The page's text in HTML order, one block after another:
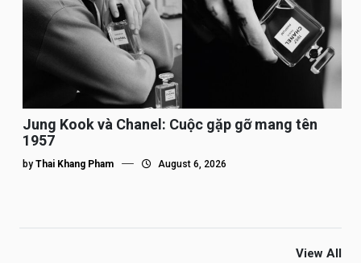
Jung Kook và Chanel: Cuộc gặp gỡ mang tên
1957
by Thai Khang Pham August 6, 2026
View All